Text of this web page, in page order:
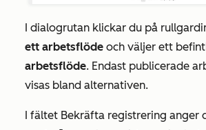
I dialogrutan klickar du på
ett arbetsflöde och väljer ett
arbetsflöde. Endast publicerade
visas bland alternativen.
I fältet Bekräfta registrering anger